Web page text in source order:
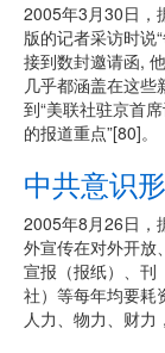
2005年3月30日，
版的记者采访时说
接到数封邀请函,
几乎都涵盖在这
到“美联社驻京首
的报道重点”[80]。
中共意识
2005年8月26日，
外宣传在对外开放
宣报（报纸）、刊
社）等每年均要耗
人力、物力、财力